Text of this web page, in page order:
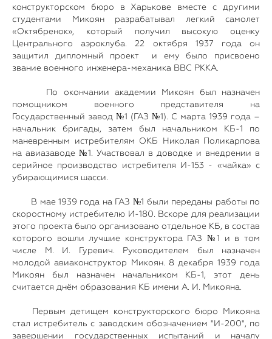
конструкторском бюро в Харькове вместе с другими
студентами Микоян разрабатывал легкий самолет
«Октябренок», который получил высокую оценку
Центрального аэроклуба. 22 октября 1937 года он
защитил дипломный проект и ему было присвоено
звание военного инженера-механика ВВС РККА.
По окончании академии Микоян был назначен
помощником военного представителя на
Государственный завод №1 (ГАЗ №1). С марта 1939 года –
начальник бригады, затем был начальником КБ-1 по
маневренным истребителям ОКБ Николая Поликарпова
на авиазаводе №1. Участвовал в доводке и внедрении в
серийное производство истребителя И-153 - «чайка» с
убирающимися шасси.
В мае 1939 года на ГАЗ №1 были переданы работы по
скоростному истребителю И-180. Вскоре для реализации
этого проекта было организовано отдельное КБ, в состав
которого вошли лучшие конструктора ГАЗ №1 и в том
числе М. И. Гуревич. Руководителем был назначен
молодой авиаконструктор Микоян. 8 декабря 1939 года
Микоян был назначен начальником КБ-1, этот день
считается днём образования КБ имени А. И. Микояна.
Первым детищем конструкторского бюро Микояна
стал истребитель с заводским обозначением "И-200", по
завершении государственных испытаний и началу